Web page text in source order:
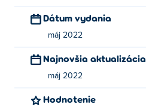
Dátum vydania
máj 2022
Najnovšia aktualizácia
máj 2022
Hodnotenie